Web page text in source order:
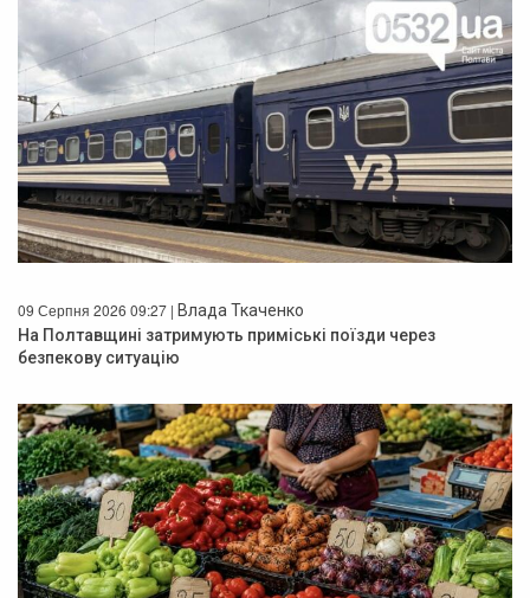
09 Серпня 2026 09:27 | Влада Ткаченко
На Полтавщині затримують приміські поїзди через
безпекову ситуацію